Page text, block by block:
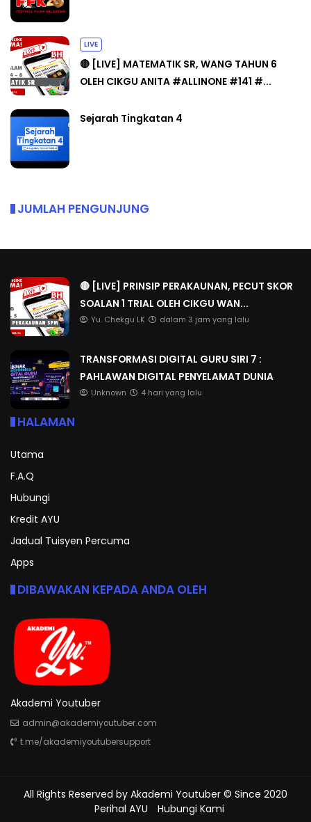
LIVE
🔴 [LIVE] MATEMATIK SR, WANG TAHUN 6
OLEH CIKGU ANITA #ALLINONE #141 #...
Sejarah Tingkatan 4
JUMLAH PENGUNJUNG
🔴 [LIVE] PRINSIP PERAKAUNAN, PECUT SKOR
SOALAN 1 TRIAL OLEH CIKGU WAN...
Yu. Chekgu LK dalam 3 jam yang lalu
TRANSFORMASI DIGITAL GURU SIRI 7 :
PAHLAWAN DIGITAL PENYELAMAT DUNIA
Unknown 4 hari yang lalu
HALAMAN
Utama
F.A.Q
Hubungi
Kredit AYU
Jadual Tuisyen Percuma
Apps
DIBAWAKAN KEPADA ANDA OLEH
Akademi Youtuber
admin@akademiyoutuber.com
t.me/akademiyoutubersupport
All Rights Reserved by Akademi Youtuber © Since 2020
Perihal AYU
Hubungi Kami